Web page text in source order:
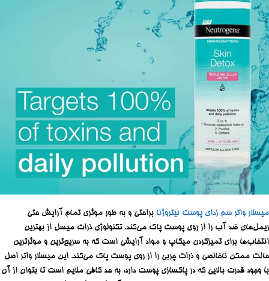
میسلار واتر سم زدای پوست نیتروژنا براحتی و به طور موثری تمام آرایش حتی
ریمل‌های ضد آب را از روی پوست پاک می‌کند. تکنولوژی ذرات میسل از بهترین
انتخاب‌ها برای تمیزکردن میکاپ و مواد آرایشی است که به سریع‌ترین و موثرترین
حالت ممکن ناخالصی و ذرات چربی را از روی پوست پاک می‌کند. این میسلار واتر اصل
با وجود قدرت بالایی که در پاکسازی پوست دارد، به حد کافی ملایم است تا بتوان از آن